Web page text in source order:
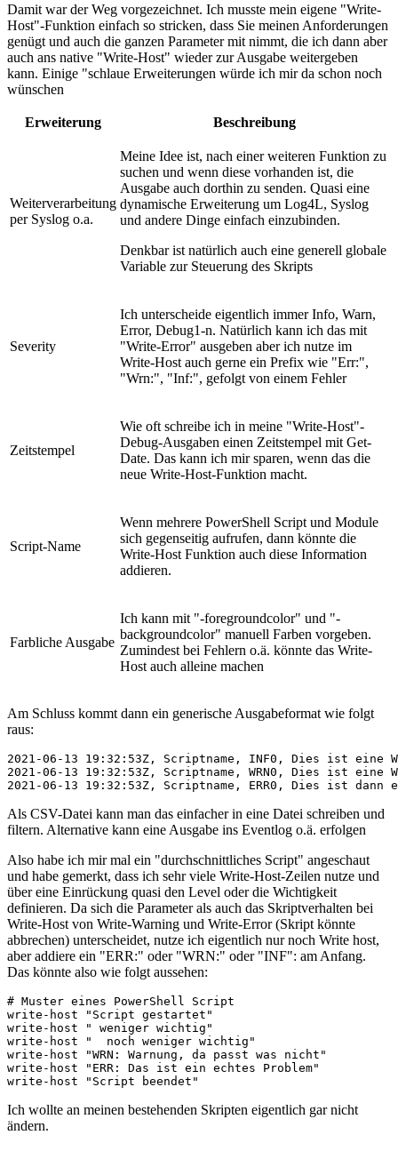
Damit war der Weg vorgezeichnet. Ich musste mein eigene "Write-
Host"-Funktion einfach so stricken, dass Sie meinen Anforderungen
genügt und auch die ganzen Parameter mit nimmt, die ich dann aber
auch ans native "Write-Host" wieder zur Ausgabe weitergeben
kann. Einige "schlaue Erweiterungen würde ich mir da schon noch
wünschen
Erweiterung Beschreibung
Weiterverarbeitung
per Syslog o.a.
Meine Idee ist, nach einer weiteren Funktion zu
suchen und wenn diese vorhanden ist, die
Ausgabe auch dorthin zu senden. Quasi eine
dynamische Erweiterung um Log4L, Syslog
und andere Dinge einfach einzubinden.
Denkbar ist natürlich auch eine generell globale
Variable zur Steuerung des Skripts
Severity
Ich unterscheide eigentlich immer Info, Warn,
Error, Debug1-n. Natürlich kann ich das mit
"Write-Error" ausgeben aber ich nutze im
Write-Host auch gerne ein Prefix wie "Err:",
"Wrn:", "Inf:", gefolgt von einem Fehler
Zeitstempel
Wie oft schreibe ich in meine "Write-Host"-
Debug-Ausgaben einen Zeitstempel mit Get-
Date. Das kann ich mir sparen, wenn das die
neue Write-Host-Funktion macht.
Script-Name
Wenn mehrere PowerShell Script und Module
sich gegenseitig aufrufen, dann könnte die
Write-Host Funktion auch diese Information
addieren.
Farbliche Ausgabe
Ich kann mit "-foregroundcolor" und "-
backgroundcolor" manuell Farben vorgeben.
Zumindest bei Fehlern o.ä. könnte das Write-
Host auch alleine machen
Am Schluss kommt dann ein generische Ausgabeformat wie folgt
raus:
2021-06-13 19:32:53Z, Scriptname, INF0, Dies ist eine
2021-06-13 19:32:53Z, Scriptname, WRN0, Dies ist eine
2021-06-13 19:32:53Z, Scriptname, ERR0, Dies ist dann
Als CSV-Datei kann man das einfacher in eine Datei schreiben und
filtern. Alternative kann eine Ausgabe ins Eventlog o.ä. erfolgen
Also habe ich mir mal ein "durchschnittliches Script" angeschaut
und habe gemerkt, dass ich sehr viele Write-Host-Zeilen nutze und
über eine Einrückung quasi den Level oder die Wichtigkeit
definieren. Da sich die Parameter als auch das Skriptverhalten bei
Write-Host von Write-Warning und Write-Error (Skript könnte
abbrechen) unterscheidet, nutze ich eigentlich nur noch Write host,
aber addiere ein "ERR:" oder "WRN:" oder "INF": am Anfang.
Das könnte also wie folgt aussehen:
# Muster eines PowerShell Script
write-host "Script gestartet"
write-host " weniger wichtig"
write-host "  noch weniger wichtig"
write-host "WRN: Warnung, da passt was nicht"
write-host "ERR: Das ist ein echtes Problem"
write-host "Script beendet"
Ich wollte an meinen bestehenden Skripten eigentlich gar nicht
ändern.